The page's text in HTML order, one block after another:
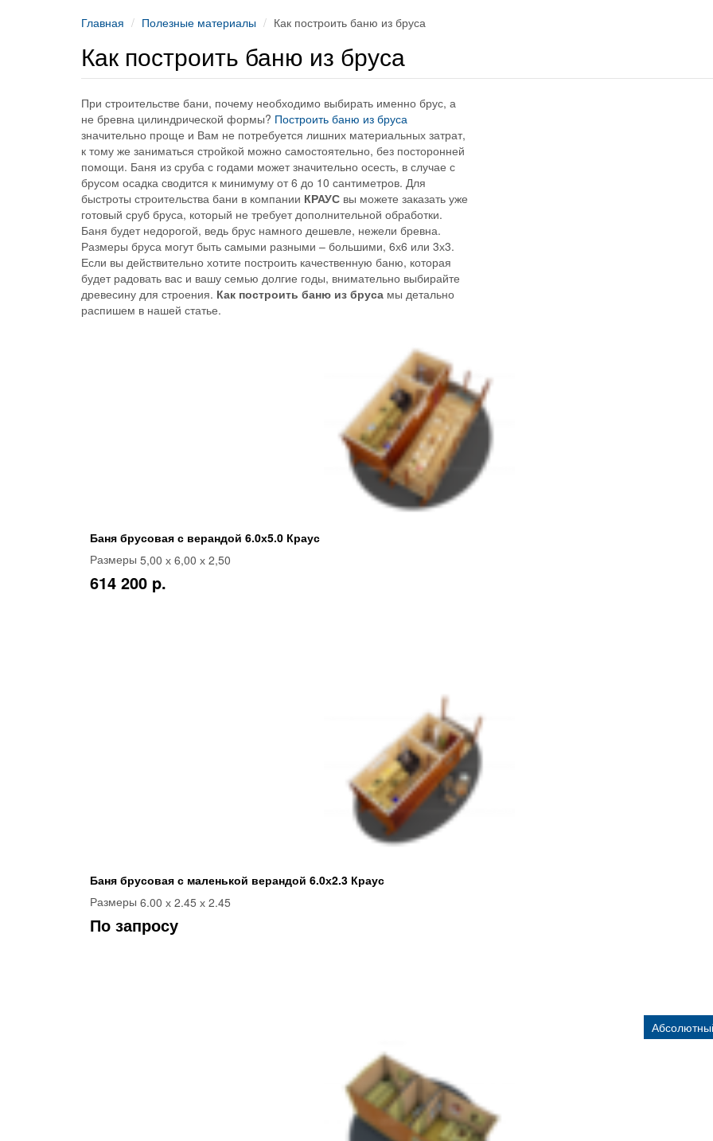
Главная Полезные материалы Как построить баню из бруса
Как построить баню из бруса
При строительстве бани, почему необходимо выбирать именно брус, а
не бревна цилиндрической формы? Построить баню из бруса
значительно проще и Вам не потребуется лишних материальных затрат,
к тому же заниматься стройкой можно самостоятельно, без посторонней
помощи. Баня из сруба с годами может значительно осесть, в случае с
брусом осадка сводится к минимуму от 6 до 10 сантиметров. Для
быстроты строительства бани в компании КРАУС вы можете заказать уже
готовый сруб бруса, который не требует дополнительной обработки.
Баня будет недорогой, ведь брус намного дешевле, нежели бревна.
Размеры бруса могут быть самыми разными – большими, 6х6 или 3х3.
Если вы действительно хотите построить качественную баню, которая
будет радовать вас и вашу семью долгие годы, внимательно выбирайте
древесину для строения. Как построить баню из бруса мы детально
распишем в нашей статье.
Баня брусовая с верандой 6.0х5.0 Краус
Размеры 5,00 х 6,00 х 2,50
614 200 p.
Баня брусовая с маленькой верандой 6.0х2.3 Краус
Размеры 6.00 х 2.45 х 2.45
По запросу